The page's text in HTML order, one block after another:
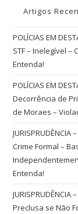
Artigos
POLÍCIAS EM
STF – Inelegível –
Entenda!
POLÍCIAS EM
Decorrência de
de Moraes –
Crime Formal –
Entenda!
Preclusa se Não